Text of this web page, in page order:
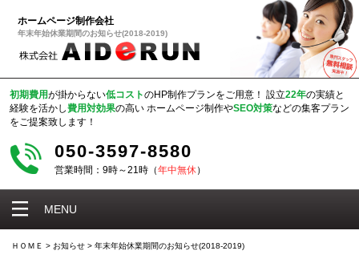
ホームページ制作会社
年末年始休業期間のお知らせ(2018-2019)
初期費用が掛からない低コストのHP制作プランをご用意！ 設立22年の実績と
経験を活かし費用対効果の高い ホームページ制作やSEO対策などの集客プラン
をご提案致します！
050-3597-8580
営業時間：9時～21時（年中無休）
MENU
ＨＯＭＥ > お知らせ > 年末年始休業期間のお知らせ(2018-2019)